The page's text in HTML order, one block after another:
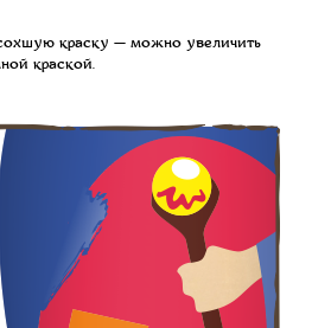
краску — можно увеличить
краской.